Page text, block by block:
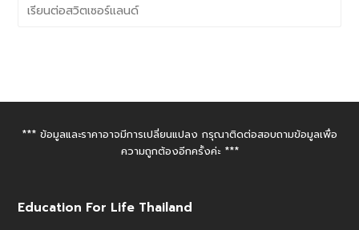
เรียนต่อสวิตเซอร์แลนด์
*** ข้อมูลและราคาอาจมีการเปลี่ยนแปลง กรุณาติดต่อสอบถามข้อมูลเพื่อ
ความถูกต้องอีกครั้งค่ะ ***
Education For Life Thailand